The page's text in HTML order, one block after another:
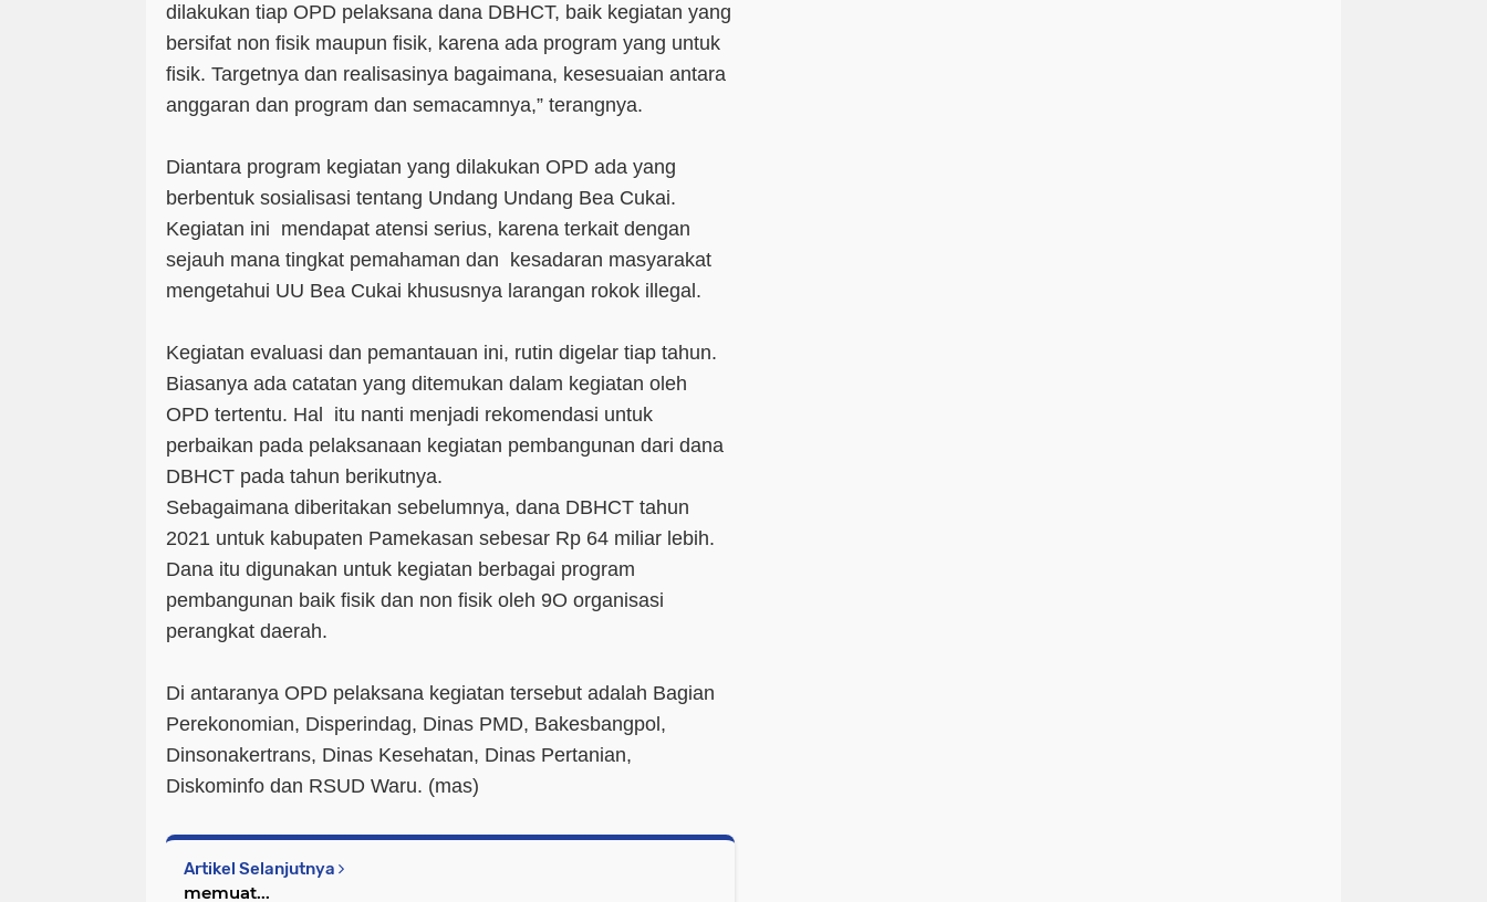
dilakukan tiap OPD pelaksana dana DBHCT, baik kegiatan yang
bersifat non fisik maupun fisik, karena ada program yang untuk
fisik. Targetnya dan realisasinya bagaimana, kesesuaian antara
anggaran dan program dan semacamnya,” terangnya.
Diantara program kegiatan yang dilakukan OPD ada yang
berbentuk sosialisasi tentang Undang Undang Bea Cukai.
Kegiatan ini mendapat atensi serius, karena terkait dengan
sejauh mana tingkat pemahaman dan kesadaran masyarakat
mengetahui UU Bea Cukai khususnya larangan rokok illegal.
Kegiatan evaluasi dan pemantauan ini, rutin digelar tiap tahun.
Biasanya ada catatan yang ditemukan dalam kegiatan oleh
OPD tertentu. Hal itu nanti menjadi rekomendasi untuk
perbaikan pada pelaksanaan kegiatan pembangunan dari dana
DBHCT pada tahun berikutnya.
Sebagaimana diberitakan sebelumnya, dana DBHCT tahun
2021 untuk kabupaten Pamekasan sebesar Rp 64 miliar lebih.
Dana itu digunakan untuk kegiatan berbagai program
pembangunan baik fisik dan non fisik oleh 9O organisasi
perangkat daerah.
Di antaranya OPD pelaksana kegiatan tersebut adalah Bagian
Perekonomian, Disperindag, Dinas PMD, Bakesbangpol,
Dinsonakertrans, Dinas Kesehatan, Dinas Pertanian,
Diskominfo dan RSUD Waru. (mas)
Artikel Selanjutnya
memuat...